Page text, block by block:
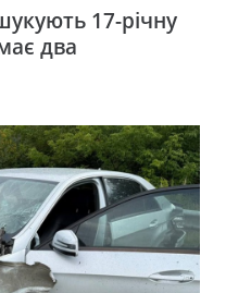
17-річну
два